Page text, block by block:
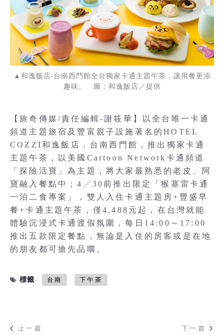
▲和逸飯店‧台南西門館全台獨家卡通主題午茶，讓用餐更添
趣味。 圖：和逸飯店／提供
【旅奇傳媒/責任編輯-謝筱華】以全台唯一卡通
頻道主題旅宿及豐富親子設施著名的HOTEL
COZZI和逸飯店．台南西門館，推出獨家卡通
主題午茶，以美國Cartoon Network卡通頻道
「探險活寶」為主題，將大家最熟悉的老皮、阿
寶融入餐點中；4╱30前推出限定「猴塞雷卡通
一泊二食專案」，雙人入住卡通主題房+豐盛早
餐+卡通主題午茶，僅4,488元起，在台灣就能
體驗沉浸式卡通渡假氛圍，每日14:00～17:00
推出五款限定餐點，無論是入住的房客或是在地
的朋友都可搶先品嚐。
標籤 台南 下午茶
上一篇 下一篇